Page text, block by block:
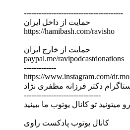
----------------------------------------
حمایت از داخل ایران
https://hamibash.com/ravisho
حمایت از خارج ایران
paypal.me/ravipodcastdonations
-------------
https://www.instagram.com/
دکتر فرزانه مظفری نژاد
-------------------------------
میتونید تو کانال یوتوب ما ببینید
کانال یوتوب پادکست راوی